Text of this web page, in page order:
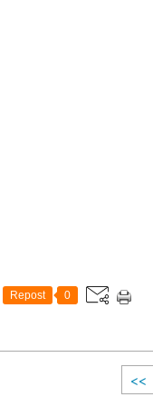
Repost 0
<<